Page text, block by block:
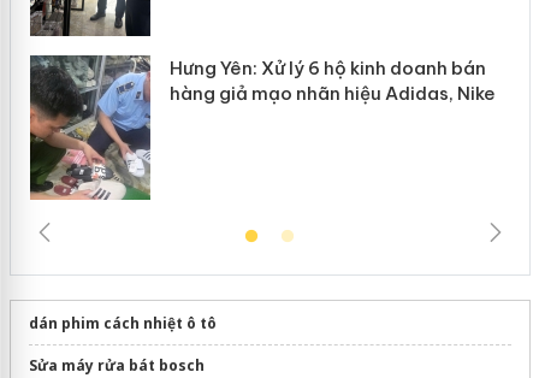
Hưng Yên: Xử lý 6 hộ kinh doanh bán
hàng giả mạo nhãn hiệu Adidas, Nike
dán phim cách nhiệt ô tô
Sửa máy rửa bát bosch